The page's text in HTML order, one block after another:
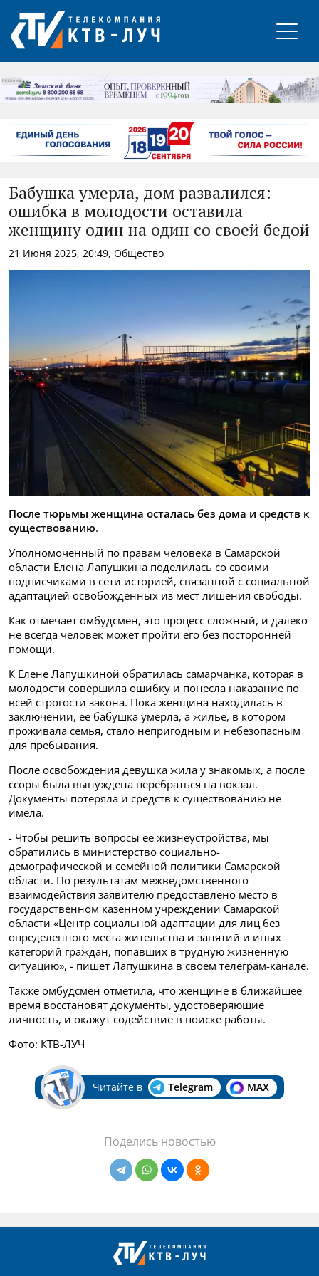
РЕКЛАМА
Бабушка умерла, дом развалился:
ошибка в молодости оставила
женщину один на один со своей бедой
21 Июня 2025, 20:49, Общество
После тюрьмы женщина осталась без дома и средств к
существованию.
Уполномоченный по правам человека в Самарской
области Елена Лапушкина поделилась со своими
подписчиками в сети историей, связанной с социальной
адаптацией освобожденных из мест лишения свободы.
Как отмечает омбудсмен, это процесс сложный, и далеко
не всегда человек может пройти его без посторонней
помощи.
К Елене Лапушкиной обратилась самарчанка, которая в
молодости совершила ошибку и понесла наказание по
всей строгости закона. Пока женщина находилась в
заключении, ее бабушка умерла, а жилье, в котором
проживала семья, стало непригодным и небезопасным
для пребывания.
После освобождения девушка жила у знакомых, а после
ссоры была вынуждена перебраться на вокзал.
Документы потеряла и средств к существованию не
имела.
- Чтобы решить вопросы ее жизнеустройства, мы
обратились в министерство социально-
демографической и семейной политики Самарской
области. По результатам межведомственного
взаимодействия заявителю предоставлено место в
государственном казенном учреждении Самарской
области «Центр социальной адаптации для лиц без
определенного места жительства и занятий и иных
категорий граждан, попавших в трудную жизненную
ситуацию», - пишет Лапушкина в своем телеграм-канале.
Также омбудсмен отметила, что женщине в ближайшее
время восстановят документы, удостоверяющие
личность, и окажут содействие в поиске работы.
Фото: КТВ-ЛУЧ
Читайте в Telegram MAX
Поделись новостью